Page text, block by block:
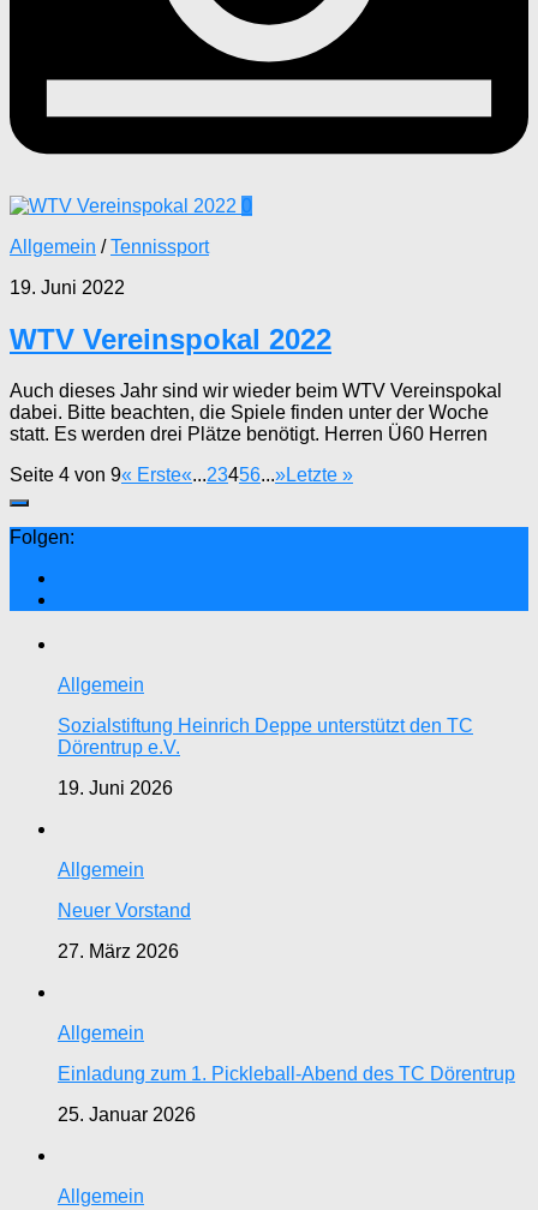
0
Allgemein /Tennissport
19. Juni 2022
WTV Vereinspokal 2022
Auch dieses Jahr sind wir wieder beim WTV Vereinspokal
dabei. Bitte beachten, die Spiele finden unter der Woche
statt. Es werden drei Plätze benötigt. Herren Ü60 Herren
Seite 4 von 9« Erste«...23456...»Letzte »
Folgen:
Allgemein
Sozialstiftung Heinrich Deppe unterstützt den TC
Dörentrup e.V.
19. Juni 2026
Allgemein
Neuer Vorstand
27. März 2026
Allgemein
Einladung zum 1. Pickleball-Abend des TC Dörentrup
25. Januar 2026
Allgemein